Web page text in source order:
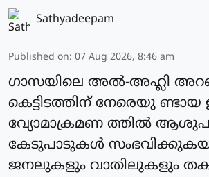
Sathyadeepam
Published on: 07 Aug 2026, 8:46 am
ഗാസയിലെ അല്‍-അഹ്ലി
കെട്ടിടത്തിന് നേരെയു
വ്യോമാക്രമണ ത്തില്‍
കേടുപാടുകള്‍
ജനലുകളും വാതിലുകളും